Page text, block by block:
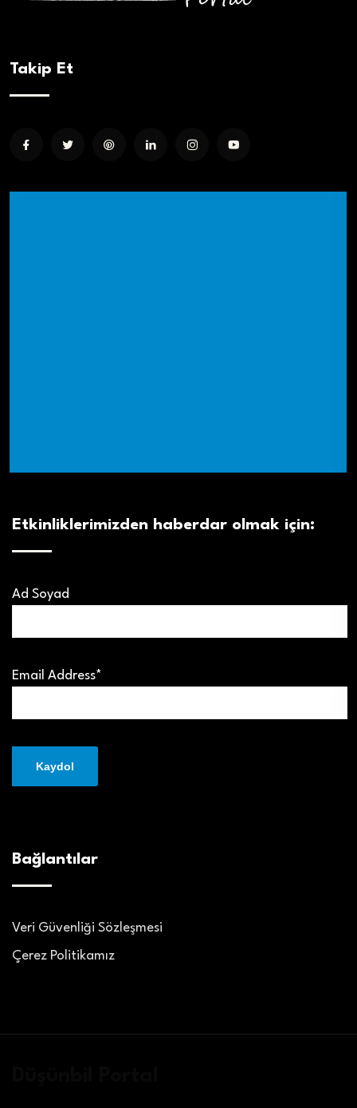
Takip Et
Etkinliklerimizden haberdar olmak için:
Ad Soyad
Email Address*
Bağlantılar
Veri Güvenliği Sözleşmesi
Çerez Politikamız